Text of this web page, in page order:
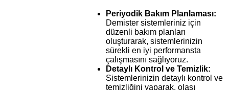
Periyodik Bakım Planlaması:
Demister sistemleriniz için
düzenli bakım planları
oluşturarak, sistemlerinizin
sürekli en iyi performansta
çalışmasını sağlıyoruz.
Detaylı Kontrol ve Temizlik:
Sistemlerinizin detaylı kontrol ve
temizliğini yaparak, olası